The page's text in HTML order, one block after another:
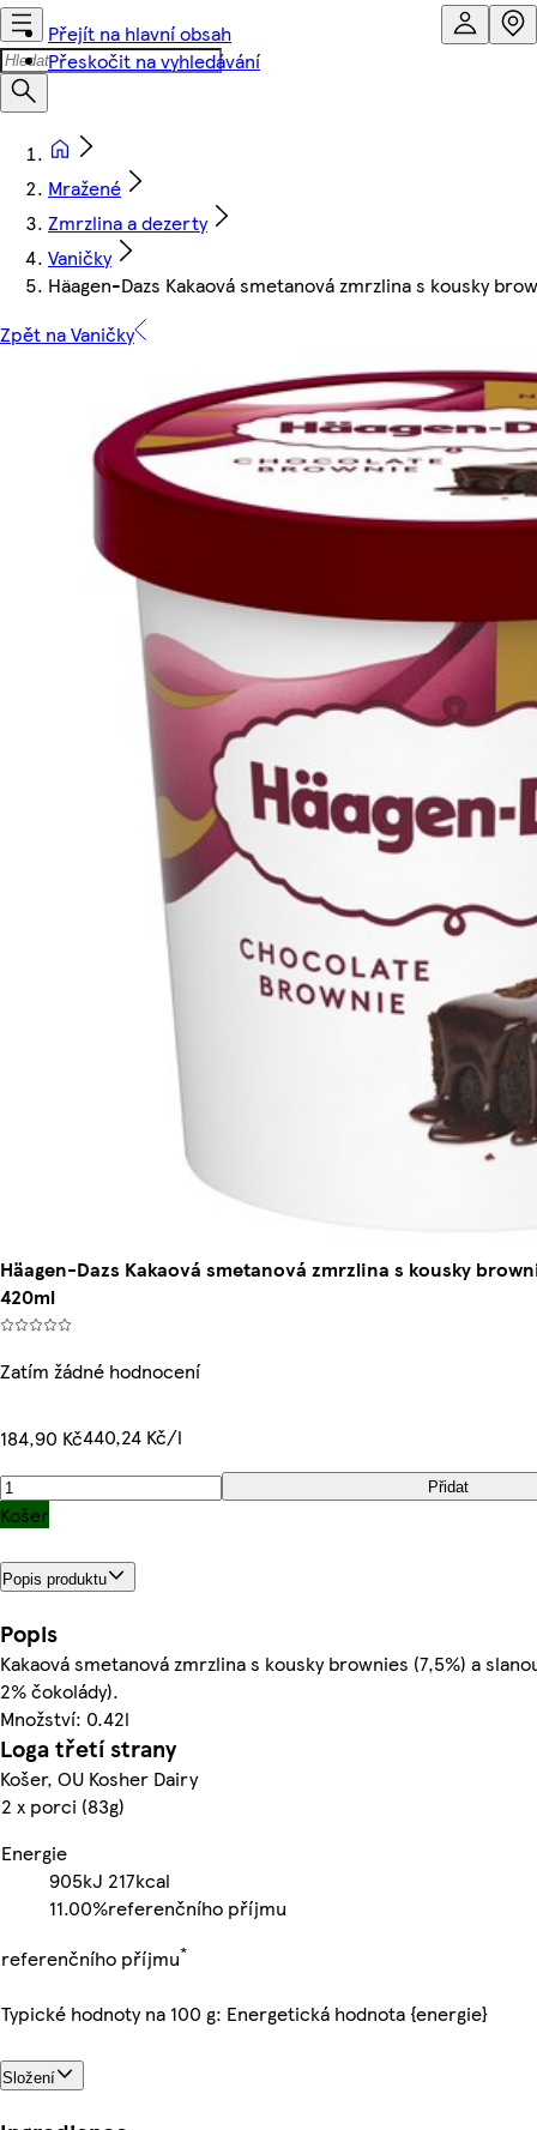
Přejít na hlavní obsah
Přeskočit na vyhledávání
Mražené
Zmrzlina a dezerty
Vaničky
Häagen-Dazs Kakaová smetanová zmrzlina s kousky
Zpět na Vaničky
Häagen-Dazs Kakaová smetanová zmrzlina s kousky
420ml
Zatím žádné hodnocení
184,90 Kč440,24 Kč/l
Přidat
Košer
Popis produktu
Popis
Kakaová smetanová zmrzlina s kousky brownies (7,5%) a
2% čokolády).
Množství: 0.42l
Loga třetí strany
Košer, OU Kosher Dairy
2 x porci (83g)
Energie
905kJ 217kcal
11.00%referenčního příjmu
referenčního příjmu*
Typické hodnoty na 100 g: Energetická hodnota {energie}
Složení